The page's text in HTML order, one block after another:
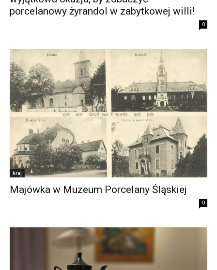
porcelanowy żyrandol w zabytkowej willi!
0
kraj
Majówka w Muzeum Porcelany Śląskiej
0